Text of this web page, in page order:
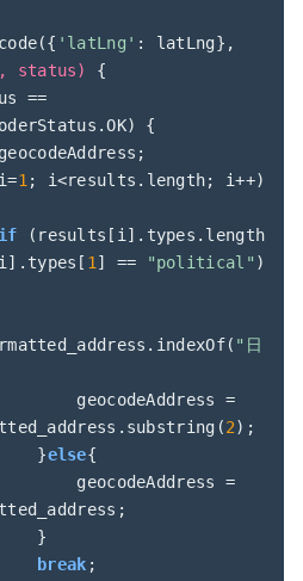
'latLng'
status) {
==
{
1; i<results.length; i++)
if (results[i].types.length
1] == "political" )
"日
2);
                    }
else{
break ;